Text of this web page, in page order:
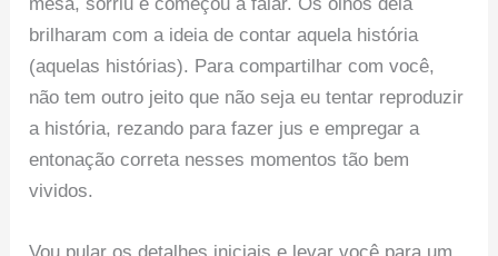
brilharam com a ideia de contar aquela história
(aquelas histórias). Para compartilhar com você,
não tem outro jeito que não seja eu tentar reproduzir
a história, rezando para fazer jus e empregar a
entonação correta nesses momentos tão bem
vividos.
Vou pular os detalhes iniciais e levar você para um